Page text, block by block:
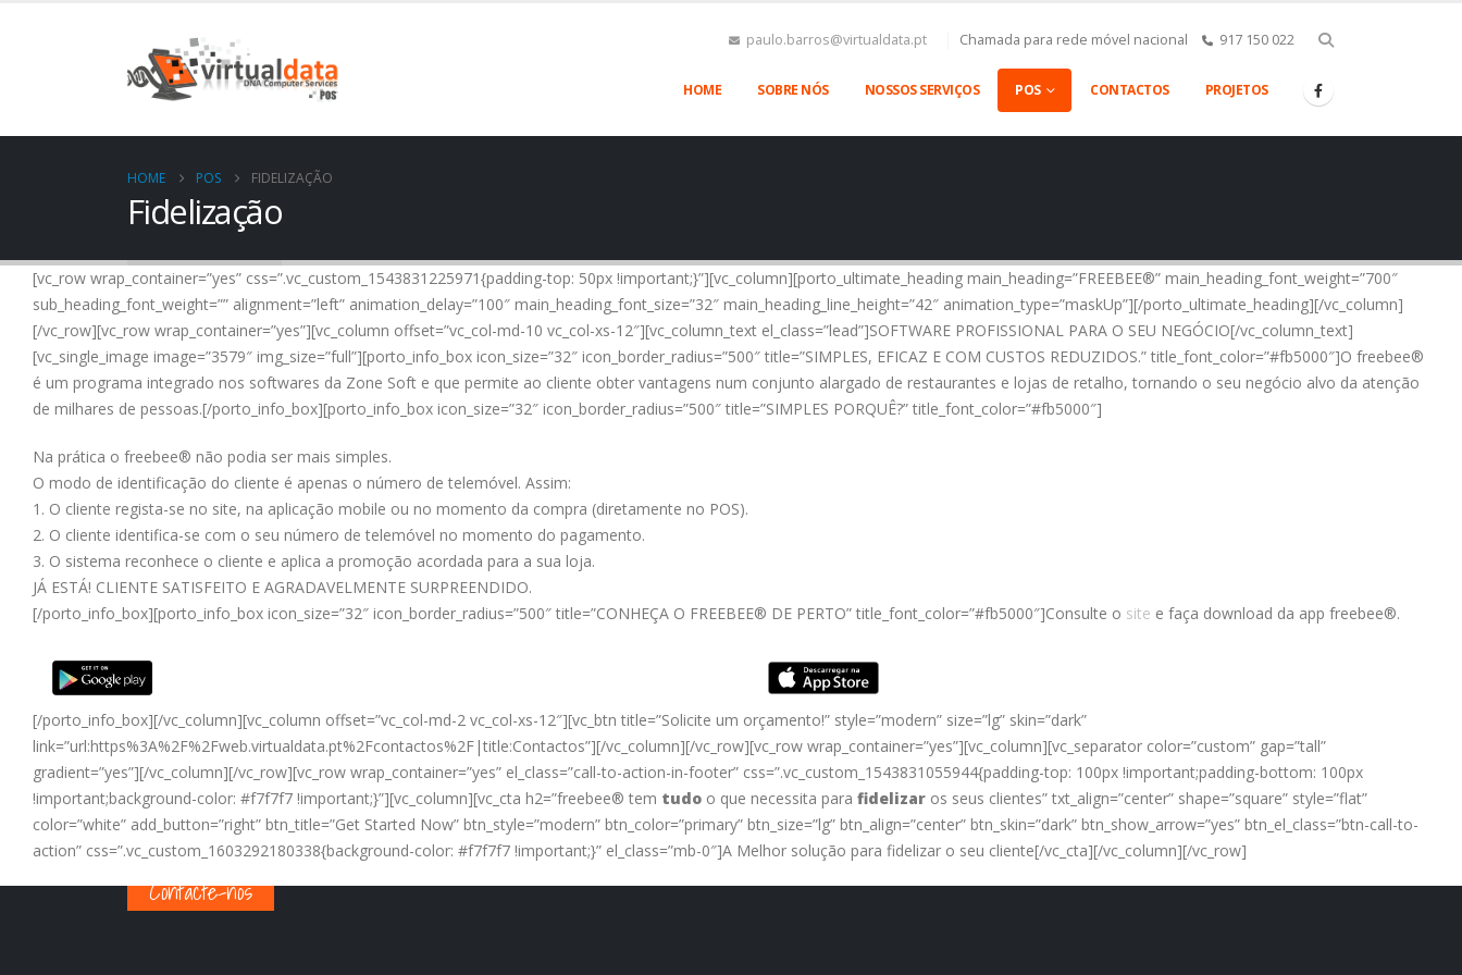
paulo.barros@virtualdata.pt Chamada para rede móvel nacional 917 150 022
HOME SOBRE NÓS NOSSOS SERVIÇOS POS CONTACTOS PROJETOS
HOME POS FIDELIZAÇÃO
Fidelização
[vc_row wrap_container=”yes” css=”.vc_custom_1543831225971{padding-top: 50px !important;}”][vc_column][porto_ultimate_heading main_heading=”FREEBEE®” main_heading_font_weight=”700″
sub_heading_font_weight=”” alignment=”left” animation_delay=”100″ main_heading_font_size=”32″ main_heading_line_height=”42″ animation_type=”maskUp”][/porto_ultimate_heading][/vc_column]
[/vc_row][vc_row wrap_container=”yes”][vc_column offset=”vc_col-md-10 vc_col-xs-12″][vc_column_text el_class=”lead”]SOFTWARE PROFISSIONAL PARA O SEU NEGÓCIO[/vc_column_text]
[vc_single_image image=”3579″ img_size=”full”][porto_info_box icon_size=”32″ icon_border_radius=”500″ title=”SIMPLES, EFICAZ E COM CUSTOS REDUZIDOS.” title_font_color=”#fb5000″]O freebee®
é um programa integrado nos softwares da Zone Soft e que permite ao cliente obter vantagens num conjunto alargado de restaurantes e lojas de retalho, tornando o seu negócio alvo da atenção
de milhares de pessoas.[/porto_info_box][porto_info_box icon_size=”32″ icon_border_radius=”500″ title=”SIMPLES PORQUÊ?” title_font_color=”#fb5000″]
Na prática o freebee® não podia ser mais simples.
O modo de identificação do cliente é apenas o número de telemóvel. Assim:
1. O cliente regista-se no site, na aplicação mobile ou no momento da compra (diretamente no POS).
2. O cliente identifica-se com o seu número de telemóvel no momento do pagamento.
3. O sistema reconhece o cliente e aplica a promoção acordada para a sua loja.
JÁ ESTÁ! CLIENTE SATISFEITO E AGRADAVELMENTE SURPREENDIDO.
[/porto_info_box][porto_info_box icon_size=”32″ icon_border_radius=”500″ title=”CONHEÇA O FREEBEE® DE PERTO” title_font_color=”#fb5000″]Consulte o site e faça download da app freebee®.
[/porto_info_box][/vc_column][vc_column offset=”vc_col-md-2 vc_col-xs-12″][vc_btn title=”Solicite um orçamento!” style=”modern” size=”lg” skin=”dark”
link=”url:https%3A%2F%2Fweb.virtualdata.pt%2Fcontactos%2F|title:Contactos”][/vc_column][/vc_row][vc_row wrap_container=”yes”][vc_column][vc_separator color=”custom” gap=”tall”
gradient=”yes”][/vc_column][/vc_row][vc_row wrap_container=”yes” el_class=”call-to-action-in-footer” css=”.vc_custom_1543831055944{padding-top: 100px !important;padding-bottom: 100px
!important;background-color: #f7f7f7 !important;}”][vc_column][vc_cta h2=”freebee® tem tudo o que necessita para fidelizar os seus clientes” txt_align=”center” shape=”square” style=”flat”
color=”white” add_button=”right” btn_title=”Get Started Now” btn_style=”modern” btn_color=”primary” btn_size=”lg” btn_align=”center” btn_skin=”dark” btn_show_arrow=”yes” btn_el_class=”btn-call-to-
action” css=”.vc_custom_1603292180338{background-color: #f7f7f7 !important;}” el_class=”mb-0″]A Melhor solução para fidelizar o seu cliente[/vc_cta][/vc_column][/vc_row]
Contacte-nos